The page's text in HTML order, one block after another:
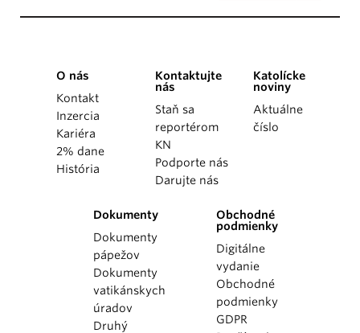
O nás
Kontakt
Inzercia
Kariéra
2% dane
História
Kontaktujte
nás
Staň sa
reportérom
KN
Podporte nás
Darujte nás
Katolícke
noviny
Aktuálne
číslo
Dokumenty
Dokumenty
pápežov
Dokumenty
vatikánskych
úradov
Druhý
Obchodné
podmienky
Digitálne
vydanie
Obchodné
podmienky
GDPR